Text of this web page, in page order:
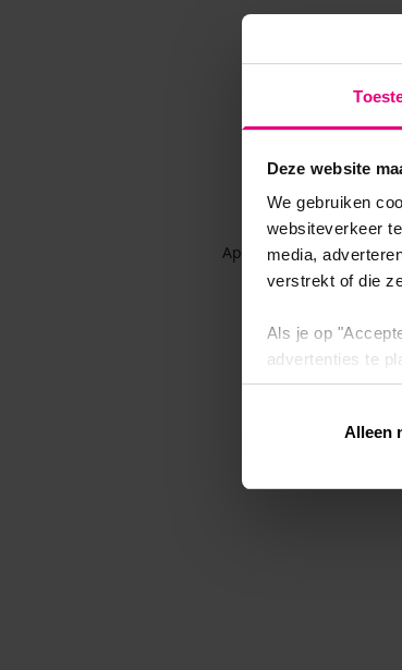
Deze website
We gebruiken
websiteverkeer
media,
verstrekt of die
Als je op
advertenties te
Via "Cookie
intrekken op ons
Alleen
Application error: a